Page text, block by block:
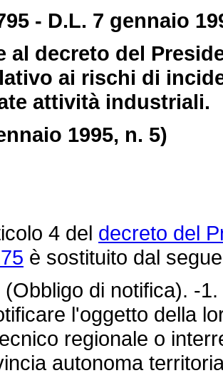
- D.L. 7 gennaio
al decreto del
ai rischi di
attività industriali.
1995, n. 5)
4 del decreto del
è sostituito dal
di notifica). -1.
l'oggetto della
regionale o
autonoma